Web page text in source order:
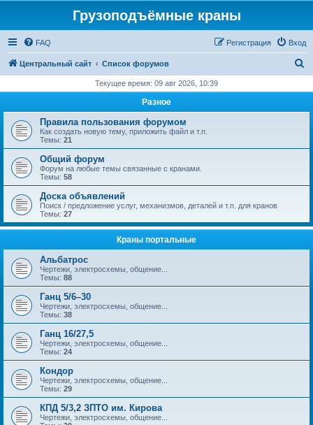
Грузоподъёмные краны
FAQ Вход
Регистрация
Центральный сайт Список форумов
с
Текущее время: 09 авг 2026, 10:39
Разное
Правила пользования форумом
Как создать новую тему, приложить файл и т.п.
Темы: 21
Общий форум
Форум на любые темы связанные с кранами.
Темы: 58
Доска объявлений
Поиск / предложение услуг, механизмов, деталей и т.п. для кранов
Темы: 27
Краны портальные
Альбатрос
Чертежи, электросхемы, общение...
Темы: 88
Ганц 5/6–30
Чертежи, электросхемы, общение...
Темы: 38
Ганц 16/27,5
Чертежи, электросхемы, общение...
Темы: 24
Кондор
Чертежи, электросхемы, общение...
Темы: 29
КПД 5/3,2 ЗПТО им. Кирова
Чертежи, электросхемы, общение...